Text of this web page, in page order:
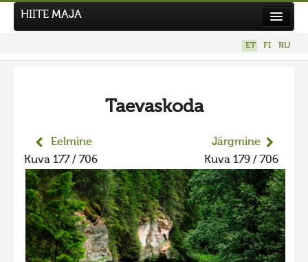
Uudised
Tegutse
Kuvavõistlused
Kontakt
HIITE MAJA
ET FI RU
Taevaskoda
Eelmine
Kuva 177 / 706
Järgmine
Kuva 179 / 706